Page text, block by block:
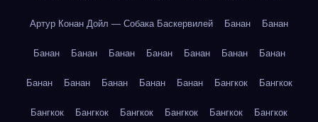
Артур Конан Дойл — Собака Баскервилей Банан Банан
Банан Банан Банан Банан Банан Банан Банан
Банан Банан Банан Банан Банан Бангкок Бангкок
Бангкок Бангкок Бангкок Бангкок Бангкок Бангкок